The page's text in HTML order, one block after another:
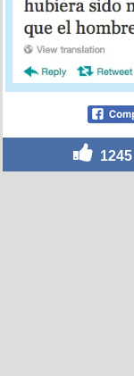
1245